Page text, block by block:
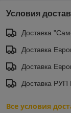
Условия
Доставка
Доставка
Доставка
Доставка РУП
Все условия